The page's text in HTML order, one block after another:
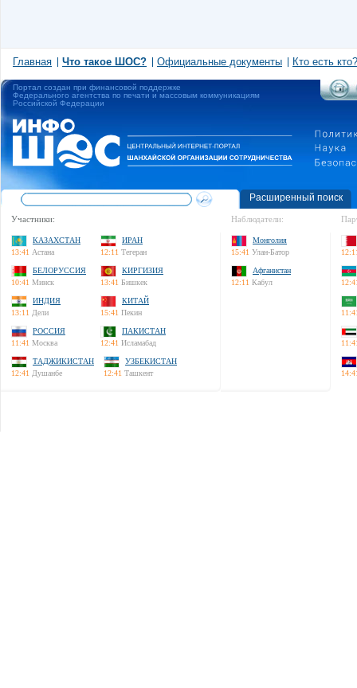
Главная Что такое ШОС? Официальные документы Кто есть кто?
Портал создан при финансовой поддержке
Федерального агентства по печати и массовым коммуникациям
Российской Федерации
Расширенный поиск
Участники:
КАЗАХСТАН
13:41 Астана
ИРАН
12:11 Тегеран
БЕЛОРУССИЯ
10:41 Минск
КИРГИЗИЯ
13:41 Бишкек
ИНДИЯ
13:11 Дели
КИТАЙ
15:41 Пекин
РОССИЯ
11:41 Москва
ПАКИСТАН
12:41 Исламабад
ТАДЖИКИСТАН
12:41 Душанбе
УЗБЕКИСТАН
12:41 Ташкент
Наблюдатели:
Монголия
15:41 Улан-Батор
Афганистан
12:11 Кабул